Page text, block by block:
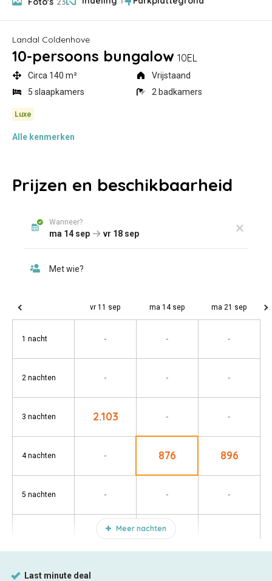
Landal Coldenhove
10-persoons bungalow 10EL
Circa 140 m²
Vrijstaand
5 slaapkamers
2 badkamers
Alle kenmerken
Prijzen en beschikbaarheid
Meer nachten
vr 11 sep ma 14 sep ma 21 sep
1 nacht - - -
2 nachten - - -
3 nachten 2.103 - -
4 nachten - 876 896
5 nachten - - -